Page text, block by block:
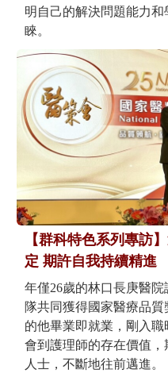
明自己的解決問題能力
睞。
【群科特色系列專訪
定 期許自我持續精進
年僅26歲的林口長庚醫
隊共同獲得國家醫療品
的他畢業即就業，剛入職
會到護理師的存在價值
人士，不斷地往前邁進。